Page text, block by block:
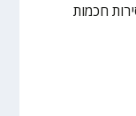
חכמות